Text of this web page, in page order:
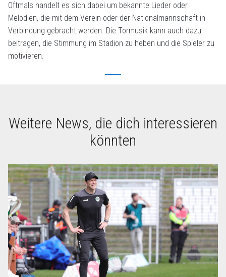
Oftmals handelt es sich dabei um bekannte Lieder oder
Melodien, die mit dem Verein oder der Nationalmannschaft in
Verbindung gebracht werden. Die Tormusik kann auch dazu
beitragen, die Stimmung im Stadion zu heben und die Spieler zu
motivieren.
Weitere News, die dich interessieren
könnten